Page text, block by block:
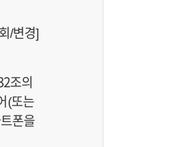
/변경]
조의
(또는
폰을